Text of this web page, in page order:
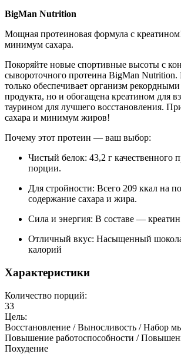
BigMan Nutrition
Мощная протеиновая формула с
минимум сахара.
Покоряйте новые спортивные высоты с
сывороточного протеина BigMan
только обеспечивает организм
продукта, но и обогащена креатином для
таурином для лучшего восстановления.
сахара и минимум жиров!
Почему этот протеин — ваш выбор:
Чистый белок: 43,2 г качественного
порции.
Для стройности: Всего 209 ккал на
содержание сахара и жира.
Сила и энергия: В составе —
Отличный вкус: Насыщенный
калорий
Характеристики
Количество порций:
33
Цель:
Восстановление / Выносливость / Набор
Повышение работоспособности /
Похудение